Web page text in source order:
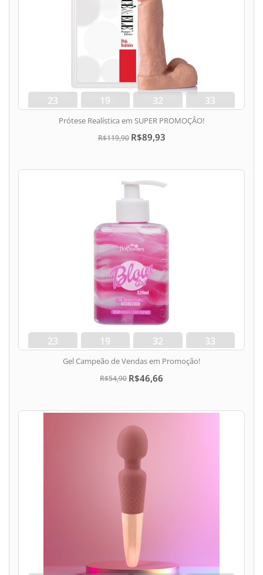
23
dias
19
hora
32
min
33
seg
Prótese Realística em SUPER PROMOÇÂO!
R$119,90 R$89,93
23
dias
19
hora
32
min
33
seg
Gel Campeão de Vendas em Promoção!
R$54,90 R$46,66